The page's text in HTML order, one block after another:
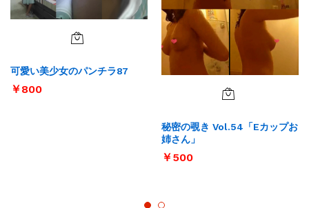
可愛い美少女のパンチラ87
￥800
秘密の覗き Vol.54「Eカップお
姉さん」
￥500